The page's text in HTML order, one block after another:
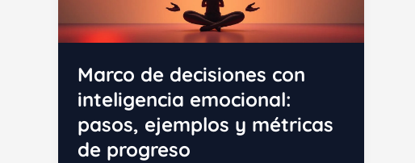
Marco de decisiones con
inteligencia emocional:
pasos, ejemplos y métricas
de progreso